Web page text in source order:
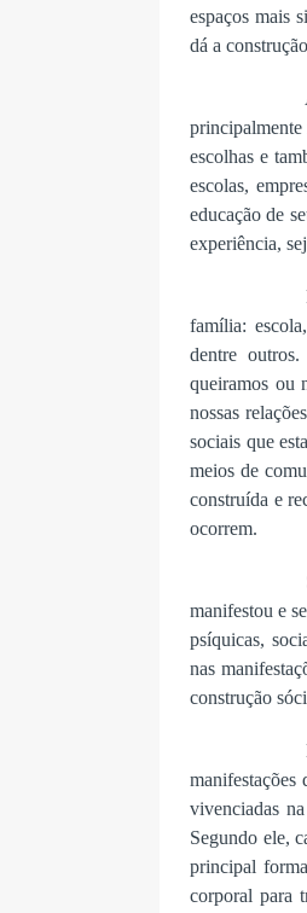
espaços mais
dá a
principalmente
escolhas e
escolas,
educação de
experiência,
família:
dentre
queiramos ou
nossas
sociais que
meios de
construída e
ocorrem.
manifestou e
psíquicas,
nas
construção
manifestações
vivenciadas
Segundo ele,
principal
corporal para